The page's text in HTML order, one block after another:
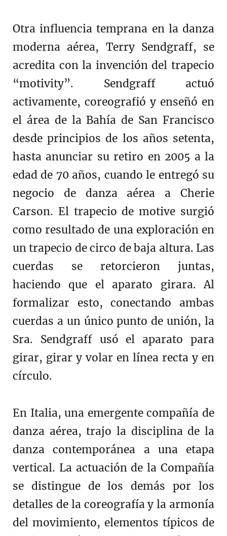
Otra influencia temprana en la danza
moderna aérea, Terry Sendgraff, se
acredita con la invención del trapecio
“motivity”. Sendgraff actuó
activamente, coreografió y enseñó en
el área de la Bahía de San Francisco
desde principios de los años setenta,
hasta anunciar su retiro en 2005 a la
edad de 70 años, cuando le entregó su
negocio de danza aérea a Cherie
Carson. El trapecio de motive surgió
como resultado de una exploración en
un trapecio de circo de baja altura. Las
cuerdas se retorcieron juntas,
haciendo que el aparato girara. Al
formalizar esto, conectando ambas
cuerdas a un único punto de unión, la
Sra. Sendgraff usó el aparato para
girar, girar y volar en línea recta y en
círculo.
En Italia, una emergente compañía de
danza aérea, trajo la disciplina de la
danza contemporánea a una etapa
vertical. La actuación de la Compañía
se distingue de los demás por los
detalles de la coreografía y la armonía
del movimiento, elementos típicos de